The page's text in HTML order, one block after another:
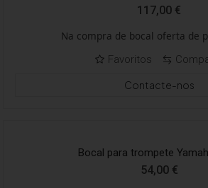
117,00 €
Na compra de bocal oferta de
Favoritos
Contacte-nos
Bocal para trompete
54,00 €